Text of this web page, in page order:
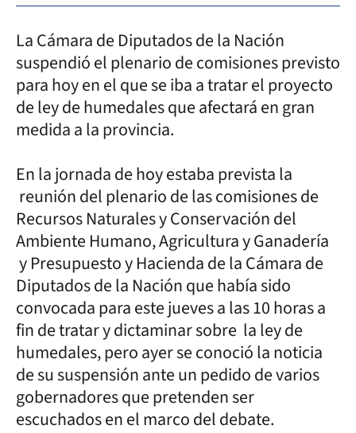
La Cámara de Diputados de la Nación
suspendió el plenario de comisiones previsto
para hoy en el que se iba a tratar el proyecto
de ley de humedales que afectará en gran
medida a la provincia.
En la jornada de hoy estaba prevista la
reunión del plenario de las comisiones de
Recursos Naturales y Conservación del
Ambiente Humano, Agricultura y Ganadería
y Presupuesto y Hacienda de la Cámara de
Diputados de la Nación que había sido
convocada para este jueves a las 10 horas a
fin de tratar y dictaminar sobre la ley de
humedales, pero ayer se conoció la noticia
de su suspensión ante un pedido de varios
gobernadores que pretenden ser
escuchados en el marco del debate.